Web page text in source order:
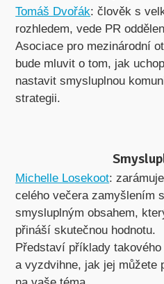
Tomáš Dvořák: člověk s
rozhledem, vede PR
Asociace pro mezinárodní
bude mluvit o tom, jak
nastavit smysluplnou
strategii.
Michelle Losekoot:
celého večera zamyšlením
smysluplným obsahem,
přináší skutečnou hodnotu.
Představí příklady takového
a vyzdvihne, jak jej můžete